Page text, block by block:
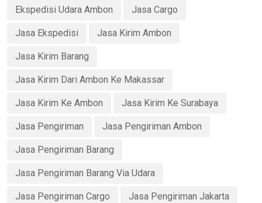
Ekspedisi Udara Ambon Jasa Cargo
Jasa Ekspedisi Jasa Kirim Ambon
Jasa Kirim Barang
Jasa Kirim Dari Ambon Ke Makassar
Jasa Kirim Ke Ambon Jasa Kirim Ke Surabaya
Jasa Pengiriman Jasa Pengiriman Ambon
Jasa Pengiriman Barang
Jasa Pengiriman Barang Via Udara
Jasa Pengiriman Cargo Jasa Pengiriman Jakarta